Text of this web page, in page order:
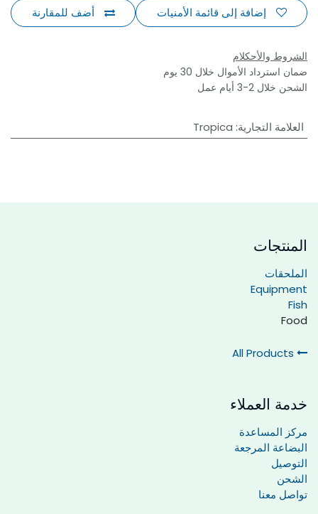
أضف للمقارنة
إضافة إلى قائمة الأمنيات
الشروط والأحكلام
ضمان استرداد الأموال خلال 30 يوم
الشحن خلال 2-3 أيام عمل
العلامة التجارية:
Tropica
المنتجات
الملحقات
Equipment
Fish
Food
خدمة العملاء
مركز المساعدة
البضاعة المرجعة
التوصيل
الشحن
تواصل معنا